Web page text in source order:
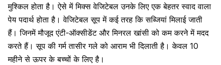
मुश्किल होता है। ऐसे में मिक्स वेजिटेबल उनके लिए एक बेहतर स्वाद वाला
पेय पदार्थ होता है। वेजिटेबल सूप में कई तरह कि सब्जियां मिलाई जाती
हैं। जिनमें मौजूद एंटी-ऑक्सीडेंट और मिनरल खांसी को कम करने में मदद
करते हैं। सूप की गर्म तासीर गले को आराम भी दिलाती है। केवल 10
महीने से ऊपर के बच्चों के लिए है।